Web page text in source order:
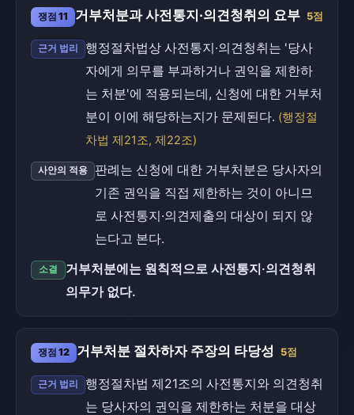
쟁점 11 거부처분과 사전통지·의견청취의 요부 5점
근거 법리
행정절차법상 사전통지·의견청취는 '당사
자에게 의무를 부과하거나 권익을 제한하
는 처분'에 적용되는데, 신청에 대한 거부처
분이 이에 해당하는지가 문제된다. (행정절
차법 제21조, 제22조)
사안의 적용
판례는 신청에 대한 거부처분은 당사자의
기존 권익을 직접 제한하는 것이 아니므
로 사전통지·의견제출의 대상이 되지 않
는다고 본다.
소결
거부처분에는 원칙적으로 사전통지·의견청취
의무가 없다.
쟁점 12 거부처분 절차하자 주장의 타당성 5점
근거 법리
행정절차법 제21조의 사전통지와 의견청취
는 당사자의 권익을 제한하는 처분을 대상